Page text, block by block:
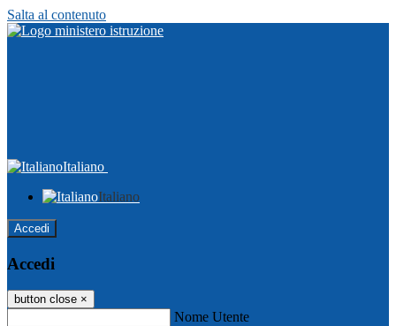
Salta al contenuto
Italiano
Italiano
Accedi
Accedi
button close ×
Nome Utente